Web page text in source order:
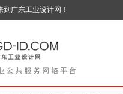
到广东工业设计网！